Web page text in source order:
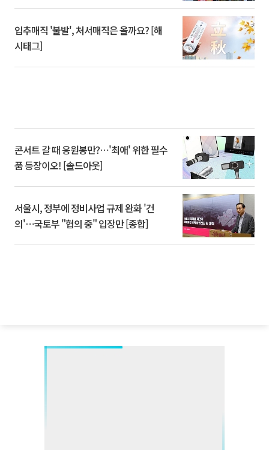
입추매직 '불발', 처서매직은 올까요? [해
시태그]
콘서트 갈 때 응원봉만?⋯'최애' 위한 필수
품 등장이오! [솔드아웃]
서울시, 정부에 정비사업 규제 완화 '건
의'⋯국토부 "협의 중" 입장만 [종합]